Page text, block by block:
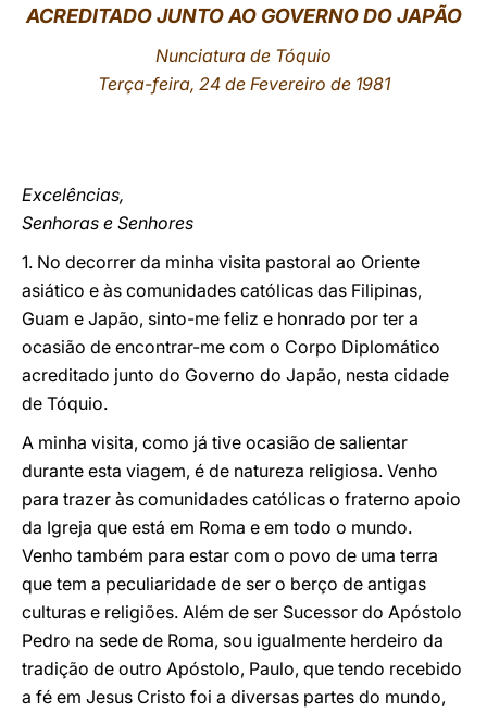
ACREDITADO JUNTO AO GOVERNO DO JAPÃO
Nunciatura de Tóquio
Terça-feira, 24 de Fevereiro de 1981
Excelências,
Senhoras e Senhores
1. No decorrer da minha visita pastoral ao Oriente
asiático e às comunidades católicas das Filipinas,
Guam e Japão, sinto-me feliz e honrado por ter a
ocasião de encontrar-me com o Corpo Diplomático
acreditado junto do Governo do Japão, nesta cidade
de Tóquio.
A minha visita, como já tive ocasião de salientar
durante esta viagem, é de natureza religiosa. Venho
para trazer às comunidades católicas o fraterno apoio
da Igreja que está em Roma e em todo o mundo.
Venho também para estar com o povo de uma terra
que tem a peculiaridade de ser o berço de antigas
culturas e religiões. Além de ser Sucessor do Apóstolo
Pedro na sede de Roma, sou igualmente herdeiro da
tradição de outro Apóstolo, Paulo, que tendo recebido
a fé em Jesus Cristo foi a diversas partes do mundo,